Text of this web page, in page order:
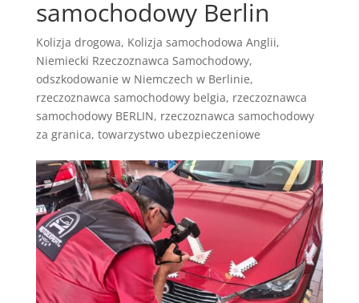
samochodowy Berlin
Kolizja drogowa, Kolizja samochodowa Anglii,
Niemiecki Rzeczoznawca Samochodowy,
odszkodowanie w Niemczech w Berlinie,
rzeczoznawca samochodowy belgia, rzeczoznawca
samochodowy BERLIN, rzeczoznawca samochodowy
za granica, towarzystwo ubezpieczeniowe